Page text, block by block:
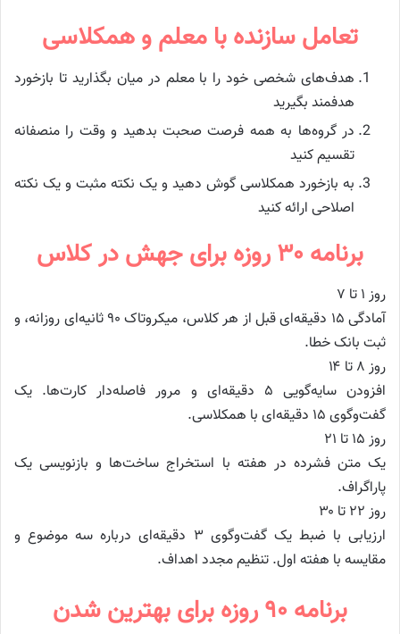
تعامل سازنده با معلم و همکلاسی
هدف‌های شخصی خود را با معلم در میان بگذارید تا بازخورد
هدفمند بگیرید
در گروه‌ها به همه فرصت صحبت بدهید و وقت را منصفانه
تقسیم کنید
به بازخورد همکلاسی گوش دهید و یک نکته مثبت و یک نکته
اصلاحی ارائه کنید
برنامه ۳۰ روزه برای جهش در کلاس
روز ۱ تا ۷
آمادگی ۱۵ دقیقه‌ای قبل از هر کلاس، میکروتاک ۹۰ ثانیه‌ای روزانه، و
ثبت بانک خطا.
روز ۸ تا ۱۴
افزودن سایه‌گویی ۵ دقیقه‌ای و مرور فاصله‌دار کارت‌ها. یک
گفت‌وگوی ۱۵ دقیقه‌ای با همکلاسی.
روز ۱۵ تا ۲۱
یک متن فشرده در هفته با استخراج ساخت‌ها و بازنویسی یک
پاراگراف.
روز ۲۲ تا ۳۰
ارزیابی با ضبط یک گفت‌وگوی ۳ دقیقه‌ای درباره سه موضوع و
مقایسه با هفته اول. تنظیم مجدد اهداف.
برنامه ۹۰ روزه برای بهترین شدن